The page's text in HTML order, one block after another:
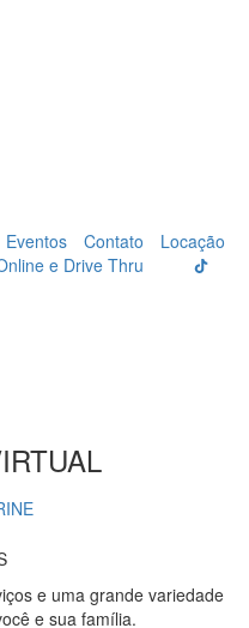
Eventos Contato
Locação
e Drive Thru
e uma grande variedade
e sua família.